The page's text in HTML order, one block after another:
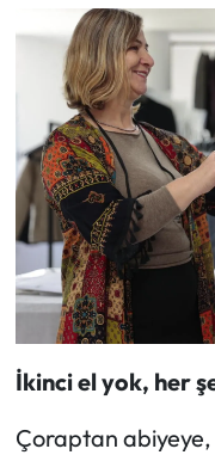
İkinci el yok, her
Çoraptan